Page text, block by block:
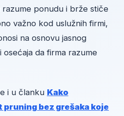
ponudu i brže stiče
važno kod uslužnih firmi,
na osnovu jasnog
da firma razume
i u članku Kako
bez grešaka koje